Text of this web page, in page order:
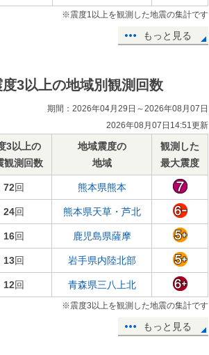
※震度1以上を観測した地震の集計です
もっと見る
度3以上の地域別観測回数
期間：2026年04月29日～2026年08月07日
2026年08月07日14:51更新
3以上の
観測回数
地域震度の
地域
観測した
最大震度
72回 熊本県熊本
24回 熊本県天草・芦北
16回 鹿児島県薩摩
13回 岩手県内陸北部
12回 青森県三八上北
※震度3以上を観測した地震の集計です
もっと見る